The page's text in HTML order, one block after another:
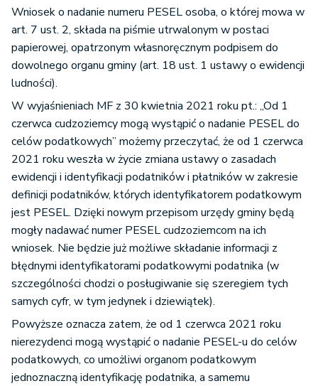
Wniosek o nadanie numeru PESEL osoba, o której mowa w
art. 7 ust. 2, składa na piśmie utrwalonym w postaci
papierowej, opatrzonym własnoręcznym podpisem do
dowolnego organu gminy (art. 18 ust. 1 ustawy o ewidencji
ludności).
W wyjaśnieniach MF z 30 kwietnia 2021 roku pt.: „Od 1
czerwca cudzoziemcy mogą wystąpić o nadanie PESEL do
celów podatkowych” możemy przeczytać, że od 1 czerwca
2021 roku weszła w życie zmiana ustawy o zasadach
ewidencji i identyfikacji podatników i płatników w zakresie
definicji podatników, których identyfikatorem podatkowym
jest PESEL. Dzięki nowym przepisom urzędy gminy będą
mogły nadawać numer PESEL cudzoziemcom na ich
wniosek. Nie będzie już możliwe składanie informacji z
błędnymi identyfikatorami podatkowymi podatnika (w
szczególności chodzi o posługiwanie się szeregiem tych
samych cyfr, w tym jedynek i dziewiątek).
Powyższe oznacza zatem, że od 1 czerwca 2021 roku
nierezydenci mogą wystąpić o nadanie PESEL-u do celów
podatkowych, co umożliwi organom podatkowym
jednoznaczną identyfikację podatnika, a samemu